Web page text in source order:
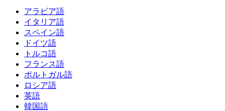
アラビア語
イタリア語
スペイン語
ドイツ語
トルコ語
フランス語
ポルトガル語
ロシア語
英語
韓国語